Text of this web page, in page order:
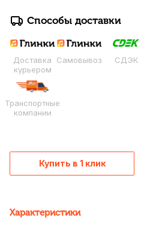
Способы доставки
Доставка
курьером
Самовывоз СДЭК
Транспортные
компании
Купить в 1 клик
Характеристики